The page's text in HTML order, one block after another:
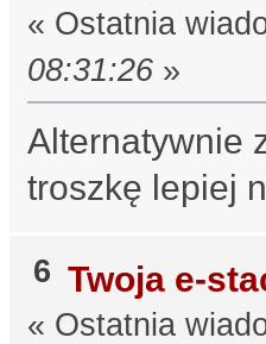
« Ostatnia
08:31:26»
Alternatywnie
troszkę lepiej
6 Twoja e-
« Ostatnia